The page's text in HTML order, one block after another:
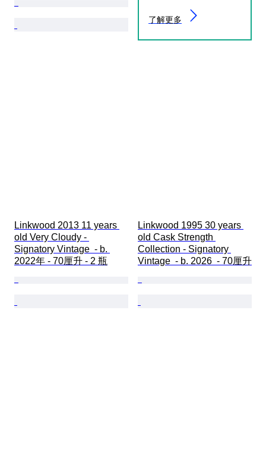
了解更多
Linkwood 2013 11 years
old Very Cloudy -
Signatory Vintage  - b.
2022年 - 70厘升 - 2 瓶
Linkwood 1995 30 years
old Cask Strength
Collection - Signatory
Vintage  - b. 2026  - 70厘升